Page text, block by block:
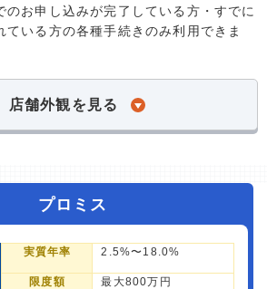
のお申し込みが完了している方・すでに
ている方の各種手続きのみ利用できま
店舗外観を見る
プロミス
実質年率 2.5%〜18.0%
限度額 最大800万円